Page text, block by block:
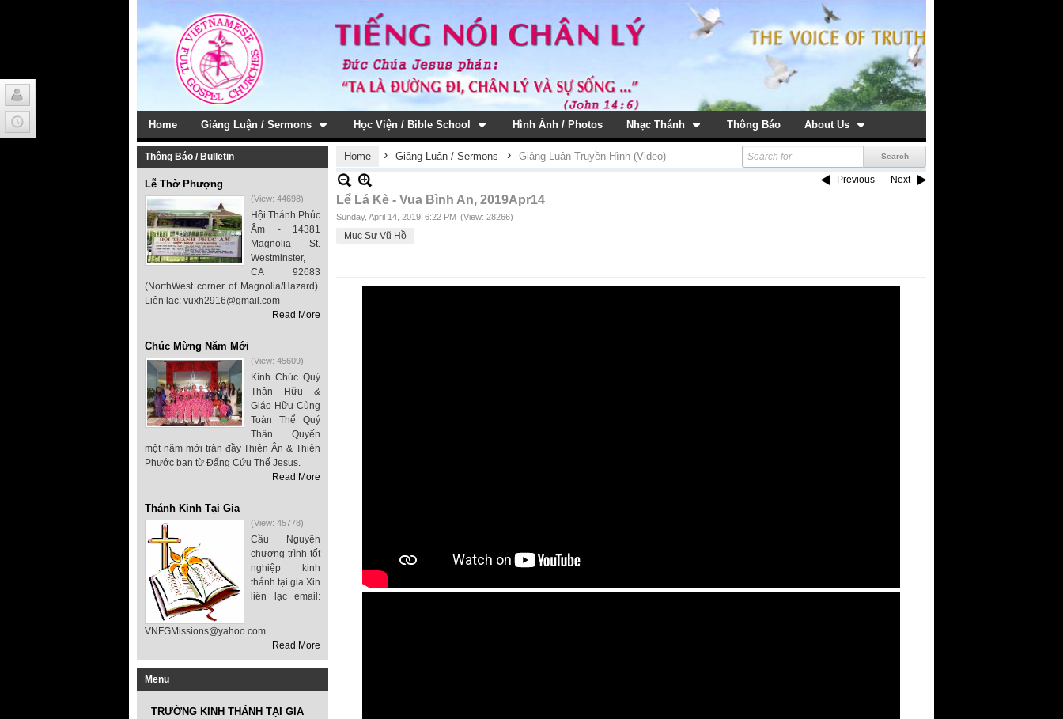
Home Giảng Luận / Sermons Học Viện / Bible School Hình Ảnh / Photos Nhạc Thánh Thông Báo About Us
Thông Báo / Bulletin
Lễ Thờ Phượng
(View: 44698)
Hội Thánh Phúc
Âm - 14381
Magnolia St.
Westminster,
CA 92683
(NorthWest corner of Magnolia/Hazard).
Liên lạc: vuxh2916@gmail.com
Read More
Chúc Mừng Năm Mới
(View: 45609)
Kính Chúc Quý
Thân Hữu &
Giáo Hữu Cùng
Toàn Thể Quý
Thân Quyến
một năm mới tràn đầy Thiên Ân & Thiên
Phước ban từ Đấng Cứu Thế Jesus.
Read More
Thánh Kinh Tại Gia
(View: 45778)
Cầu Nguyện
chương trình tốt
nghiệp kinh
thánh tại gia Xin
liên lạc email:
VNFGMissions@yahoo.com
Read More
Menu
TRƯỜNG KINH THÁNH TẠI GIA
Home › Giảng Luận / Sermons › Giảng Luận Truyền Hình (Video)
Previous Next
Lể Lá Kè - Vua Bình An, 2019Apr14
Sunday, April 14, 2019 6:22 PM (View: 28266)
Mục Sư Vũ Hồ